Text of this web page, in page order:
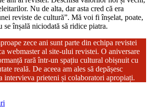
Nu de alta, dar asta cred că era
reviste de cultură”. Mă voi fi înșelat, poate,
se înșală niciodată să ridice piatra.
zece ani sunt parte din echipa revistei
webmaster al site‑ului revistei. O aniversare
rară într‑un spațiu cultural obișnuit cu
reală. De aceea am ales să depășesc
intervieva prieteni și colaboratori apropiați.